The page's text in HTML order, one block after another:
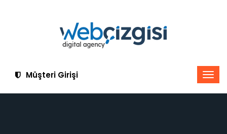
Müşteri Girişi